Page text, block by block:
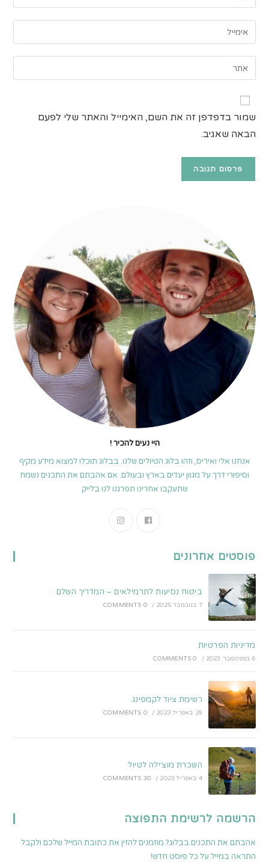
את
השם
שלך
שם
משתמש
כדי
את
כתובת
דואר
כדי
להגיב
את
אתר
האינטרנט
שלך
שמור בדפדפן זה את השם, האימייל והאתר שלי לפעם
הבאה שאגיב.
היי נעים להכיר !
אנחנו אלי ואיריס, וזהו בלוג הטיולים שלנו. בבלוג תוכלו למצוא מידע מקיף
וסיפורי דרך על מגוון יעדים בארץ ובעולם. אם אהבתם את התכנים נשמח
שתעקבו אחרינו תפרגנו לנו בלייק
Opens
פוסטים אחרונים
ביטוח נסיעות לתרמילאים – המדריך השלם
7 בנובמבר 2025 /
0 COMMENTS
מדיניות הפרטיות
6 בספטמבר 2023 /
0 COMMENTS
רשימת ציוד לקמפינג
29 באפריל 2023 /
0 COMMENTS
השכרת מוצ׳ילה לטיול
4 באפריל 2023 /
30 COMMENTS
הרשמה לרשימת התפוצה
אהבתם את התכנים בבלוג? מוזמנים להזין את כתובת המייל שלכם ולקבל
התראה במייל על כל פוסט חדש!